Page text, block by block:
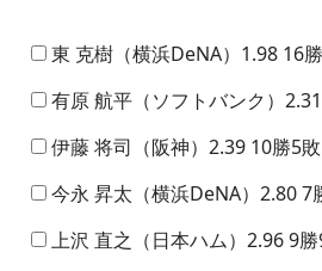
東 克樹（横浜DeNA）1.98 16
有原 航平（ソフトバンク）
伊藤 将司（阪神）2.39 10勝5敗
今永 昇太（横浜DeNA）2.80 7
上沢 直之（日本ハム）2.96 9